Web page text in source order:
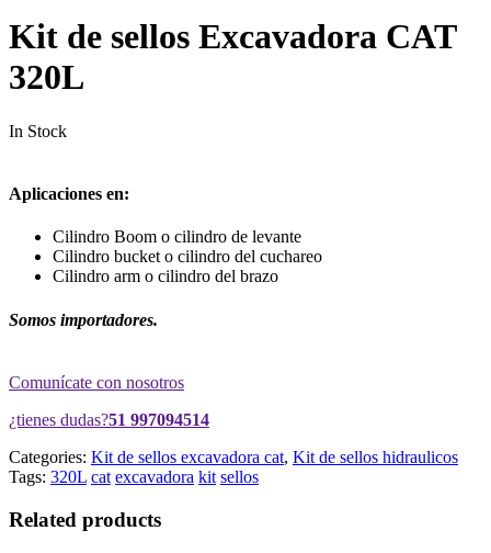
Kit de sellos Excavadora CAT
320L
In Stock
Aplicaciones en:
Cilindro Boom o cilindro de levante
Cilindro bucket o cilindro del cuchareo
Cilindro arm o cilindro del brazo
Somos importadores.
Comunícate con nosotros
¿tienes dudas?51 997094514
Categories: Kit de sellos excavadora cat, Kit de sellos hidraulicos
Tags: 320L cat excavadora kit sellos
Related products